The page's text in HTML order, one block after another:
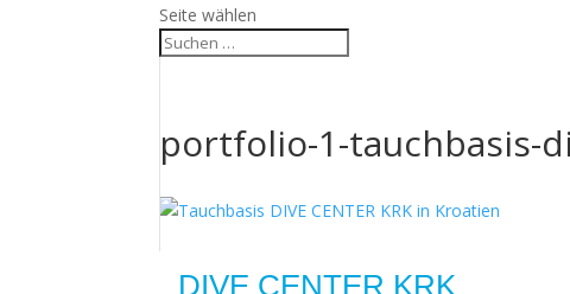
Seite wählen
portfolio-1-tauchbasis-
DIVE CENTER KRK